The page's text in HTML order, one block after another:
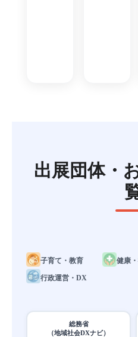
出展団体・
子育て・教育 健康
行政運営・DX
総務省
（地域社会DXナビ）